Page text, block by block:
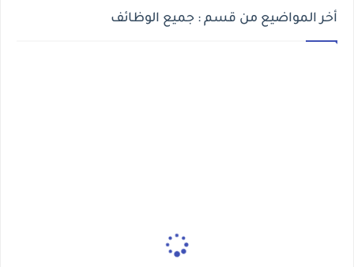
أخر المواضيع من قسم : جميع الوظائف